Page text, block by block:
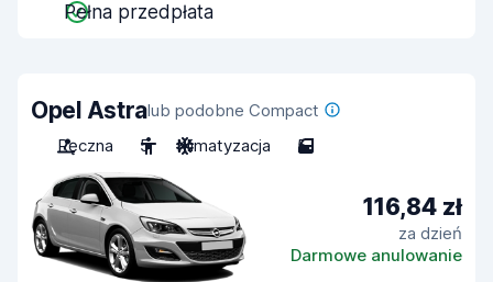
Pełna przedpłata
Opel Astralub podobne Compact
Ręczna
5 Klimatyzacja 5
116,84 zł
za dzień
Darmowe anulowanie